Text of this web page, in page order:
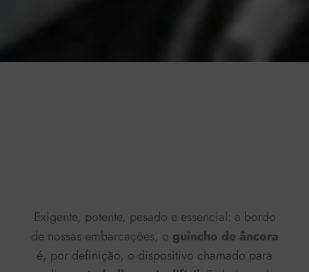
Exigente, potente, pesado e essencial: a bordo
de nossas embarcações, o guincho de âncora
é, por definição, o dispositivo chamado para